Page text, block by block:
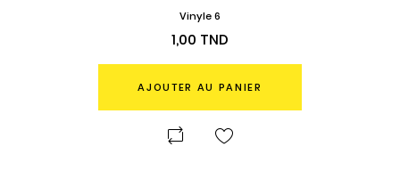
Vinyle 6
Prix
1,00 TND
AJOUTER AU PANIER